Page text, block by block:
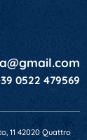
0522 479569
11 42020 Quattro